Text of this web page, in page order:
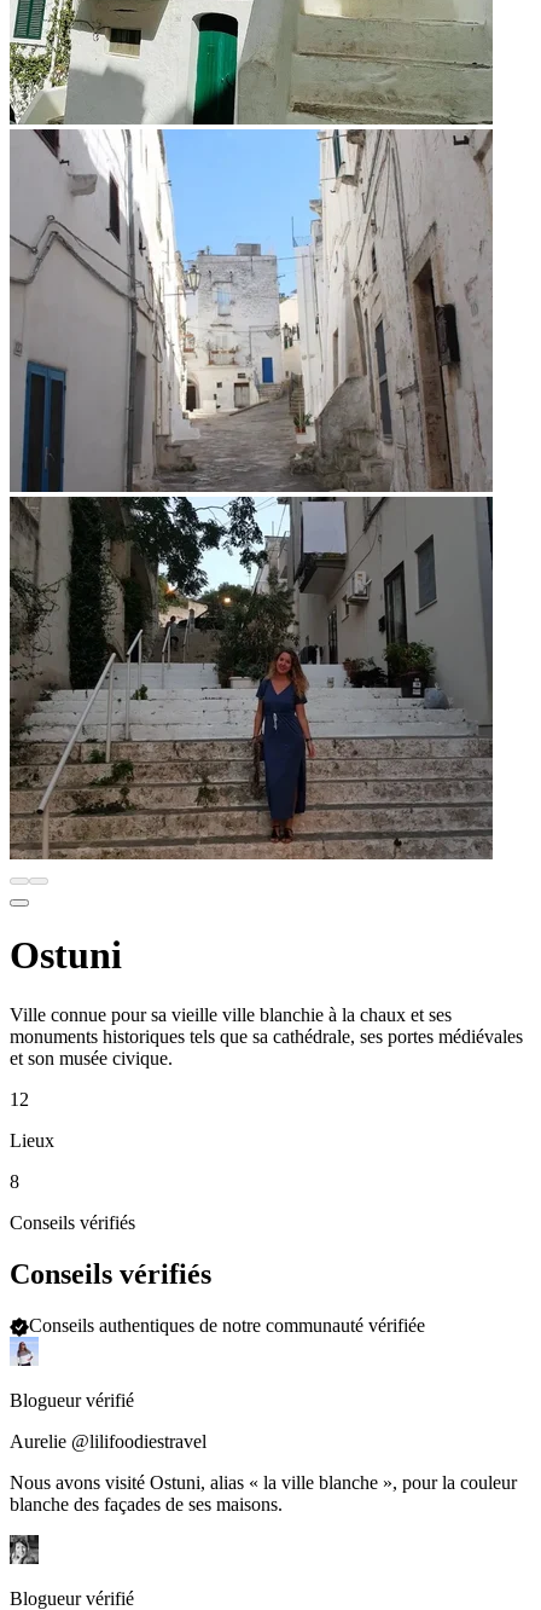
Ostuni
Ville connue pour sa vieille ville blanchie à la chaux et ses
monuments historiques tels que sa cathédrale, ses portes médiévales
et son musée civique.
12
Lieux
8
Conseils vérifiés
Conseils vérifiés
Conseils authentiques de notre communauté vérifiée
Blogueur vérifié
Aurelie @lilifoodiestravel
Nous avons visité Ostuni, alias « la ville blanche », pour la couleur
blanche des façades de ses maisons.
Blogueur vérifié